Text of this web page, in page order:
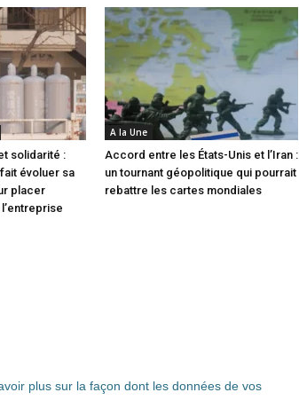
solidarité :
évoluer sa
placer
A la Une
Accord entre les États-Unis et l’Iran :
un tournant géopolitique qui pourrait
rebattre les cartes mondiales
plus sur la façon dont les données de vos